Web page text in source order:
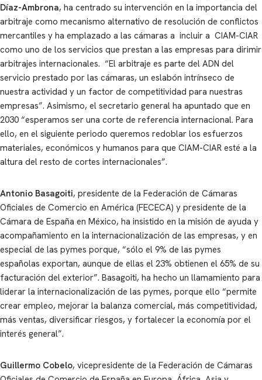
Díaz-Ambrona, ha centrado su intervención en la importancia del
arbitraje como mecanismo alternativo de resolución de conflictos
mercantiles y ha emplazado a las cámaras a incluir a CIAM-CIAR
como uno de los servicios que prestan a las empresas para dirimir
arbitrajes internacionales. “El arbitraje es parte del ADN del
servicio prestado por las cámaras, un eslabón intrínseco de
nuestra actividad y un factor de competitividad para nuestras
empresas”. Asimismo, el secretario general ha apuntado que en
2030 “esperamos ser una corte de referencia internacional. Para
ello, en el siguiente periodo queremos redoblar los esfuerzos
materiales, económicos y humanos para que CIAM-CIAR esté a la
altura del resto de cortes internacionales”.
Antonio Basagoiti, presidente de la Federación de Cámaras
Oficiales de Comercio en América (FECECA) y presidente de la
Cámara de España en México, ha insistido en la misión de ayuda y
acompañamiento en la internacionalización de las empresas, y en
especial de las pymes porque, “sólo el 9% de las pymes
españolas exportan, aunque de ellas el 23% obtienen el 65% de su
facturación del exterior”. Basagoiti, ha hecho un llamamiento para
liderar la internacionalización de las pymes, porque ello “permite
crear empleo, mejorar la balanza comercial, más competitividad,
más ventas, diversificar riesgos, y fortalecer la economía por el
interés general”.
Guillermo Cobelo, vicepresidente de la Federación de Cámaras